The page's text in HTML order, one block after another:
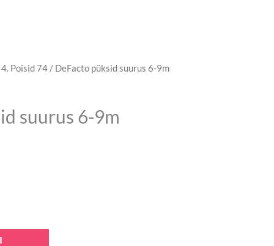
4. Poisid 74/ DeFacto püksid suurus 6-9m
suurus 6-9m